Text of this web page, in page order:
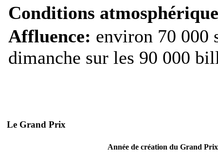
Conditions
Affluence: environ 70 000
dimanche sur les 90 000
Le Grand Prix
Année de création du Grand